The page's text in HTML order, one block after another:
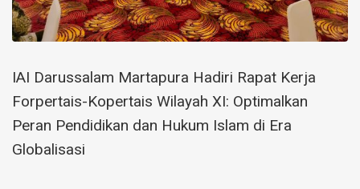
IAI Darussalam Martapura Hadiri Rapat Kerja
Forpertais-Kopertais Wilayah XI: Optimalkan
Peran Pendidikan dan Hukum Islam di Era
Globalisasi